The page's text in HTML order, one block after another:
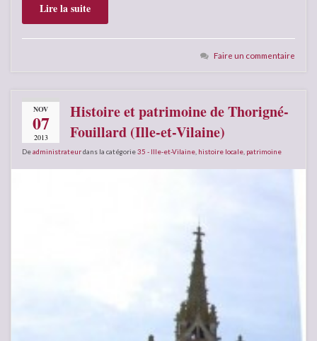
Lire la suite
Faire un commentaire
NOV
07
2013
Histoire et patrimoine de Thorigné-
Fouillard (Ille-et-Vilaine)
Deadministrateurdans la catégorie35 - Ille-et-Vilaine histoire locale patrimoine